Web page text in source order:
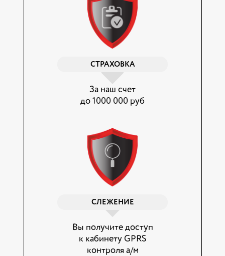
СТРАХОВКА
За наш счет
до 1000 000 руб
СЛЕЖЕНИЕ
Вы получите доступ
к кабинету GPRS
контроля а/м